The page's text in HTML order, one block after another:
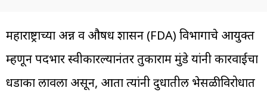
महाराष्ट्राच्या अन्न व औषध प्रशासन (FDA) विभागाचे आयुक्त
म्हणून पदभार स्वीकारल्यानंतर तुकाराम मुंडे यांनी कारवाईचा
धडाका लावला असून, आता त्यांनी दुधातील भेसळीविरोधात